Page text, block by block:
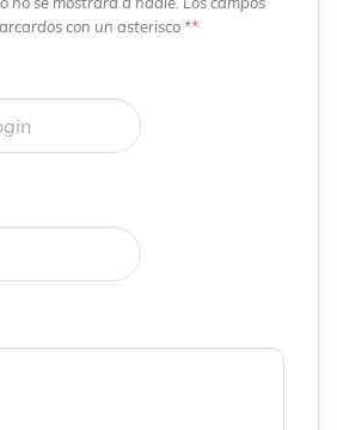
con un asterisco **